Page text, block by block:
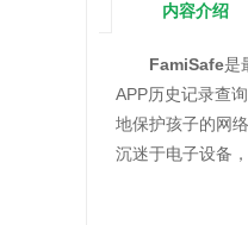
内容介绍
FamiSafe是
APP历史记录查
地保护孩子的网
沉迷于电子设备